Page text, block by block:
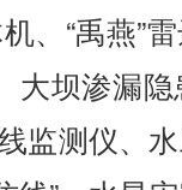
、“禹燕”
坝渗漏隐
监测仪、